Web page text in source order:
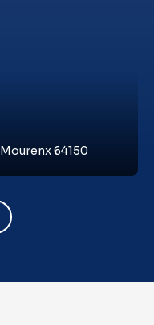
Mourenx 64150